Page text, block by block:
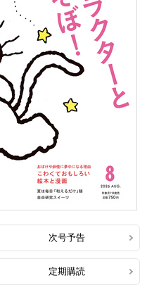
次号予告
定期購読